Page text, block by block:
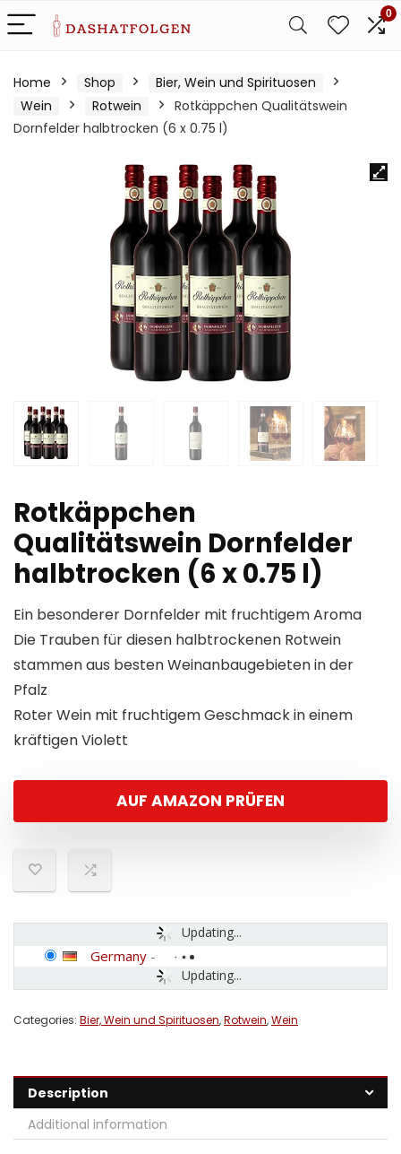
0
Home Shop
Bier, Wein und Spirituosen
Wein
Rotwein
Rotkäppchen Qualitätswein
Dornfelder halbtrocken (6 x 0.75 l)
Rotkäppchen
Qualitätswein Dornfelder
halbtrocken (6 x 0.75 l)
Ein besonderer Dornfelder mit fruchtigem Aroma
Die Trauben für diesen halbtrockenen Rotwein
stammen aus besten Weinanbaugebieten in der
Pfalz
Roter Wein mit fruchtigem Geschmack in einem
kräftigen Violett
AUF AMAZON PRÜFEN
Updating...
Updating...
Germany -
Categories: Bier, Wein und Spirituosen,Rotwein,Wein
Description
Additional information